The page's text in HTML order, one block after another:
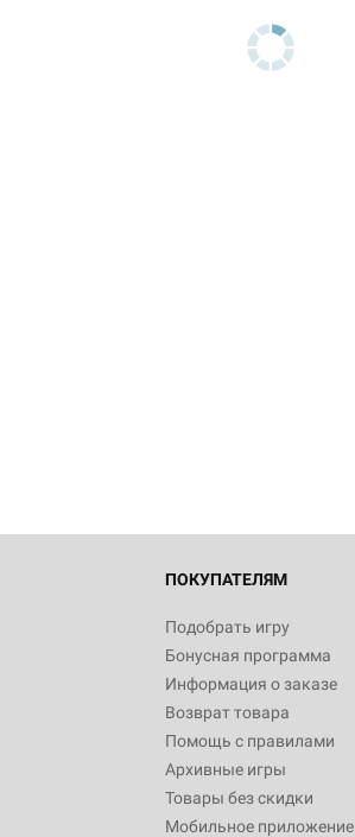
ПОКУПАТЕЛЯМ
Подобрать игру
Бонусная программа
Информация о заказе
Возврат товара
Помощь с правилами
Архивные игры
Товары без скидки
Мобильное приложение